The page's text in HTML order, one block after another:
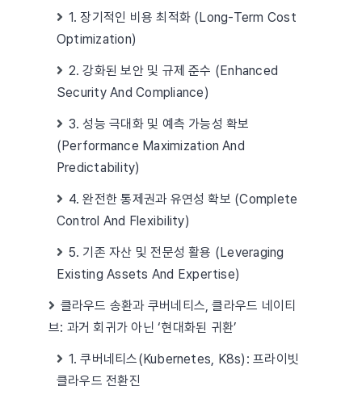
1. 장기적인 비용 최적화 (Long-Term Cost
Optimization)
2. 강화된 보안 및 규제 준수 (Enhanced
Security And Compliance)
3. 성능 극대화 및 예측 가능성 확보
(Performance Maximization And
Predictability)
4. 완전한 통제권과 유연성 확보 (Complete
Control And Flexibility)
5. 기존 자산 및 전문성 활용 (Leveraging
Existing Assets And Expertise)
클라우드 송환과 쿠버네티스, 클라우드 네이티
브: 과거 회귀가 아닌 ‘현대화된 귀환’
1. 쿠버네티스(Kubernetes, K8s): 프라이빗
클라우드 전환진